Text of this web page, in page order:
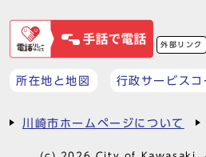
外部リンク
所在地と地図 行政サービスコ
川崎市ホームページについて